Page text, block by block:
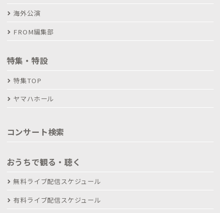
海外公演
FROM編集部
特集・特設
特集TOP
ヤマハホール
コンサート検索
おうちで観る・聴く
無料ライブ配信スケジュール
有料ライブ配信スケジュール